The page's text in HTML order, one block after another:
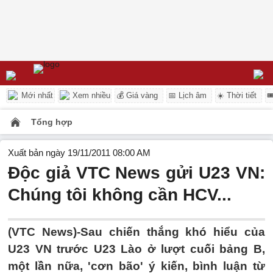
Mới nhất Xem nhiều 💰 Giá vàng 📅 Lịch âm ☀️ Thời tiết
Tổng hợp
Xuất bản ngày 19/11/2011 08:00 AM
Độc giả VTC News gửi U23 VN:
Chúng tôi không cần HCV...
(VTC News)-Sau chiến thắng khó hiểu của
U23 VN trước U23 Lào ở lượt cuối bảng B,
một lần nữa, 'cơn bão' ý kiến, bình luận từ